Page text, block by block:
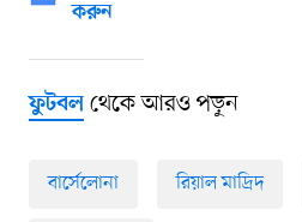
করুন
ফুটবলথেকে আরও পড়ুন
বার্সেলোনা রিয়াল মাদ্রিদ